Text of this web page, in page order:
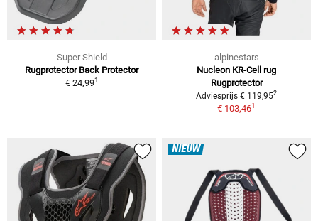
Super Shield
Rugprotector Back Protector
€ 24,991
alpinestars
Nucleon KR-Cell rug
Rugprotector
Adviesprijs € 119,952
€ 103,461
NIEUW